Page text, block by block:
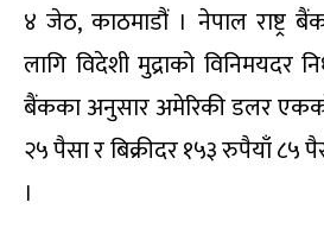
४ जेठ, काठमाडौं । नेपाल राष्ट्र
लागि विदेशी मुद्राको विनिमयदर
बैंकका अनुसार अमेरिकी डलर
२५ पैसा र बिक्रीदर १५३ रुपैयाँ ८५
।